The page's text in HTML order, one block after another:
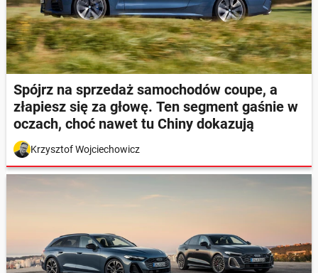
Spójrz na sprzedaż samochodów coupe, a
złapiesz się za głowę. Ten segment gaśnie w
oczach, choć nawet tu Chiny dokazują
Krzysztof Wojciechowicz